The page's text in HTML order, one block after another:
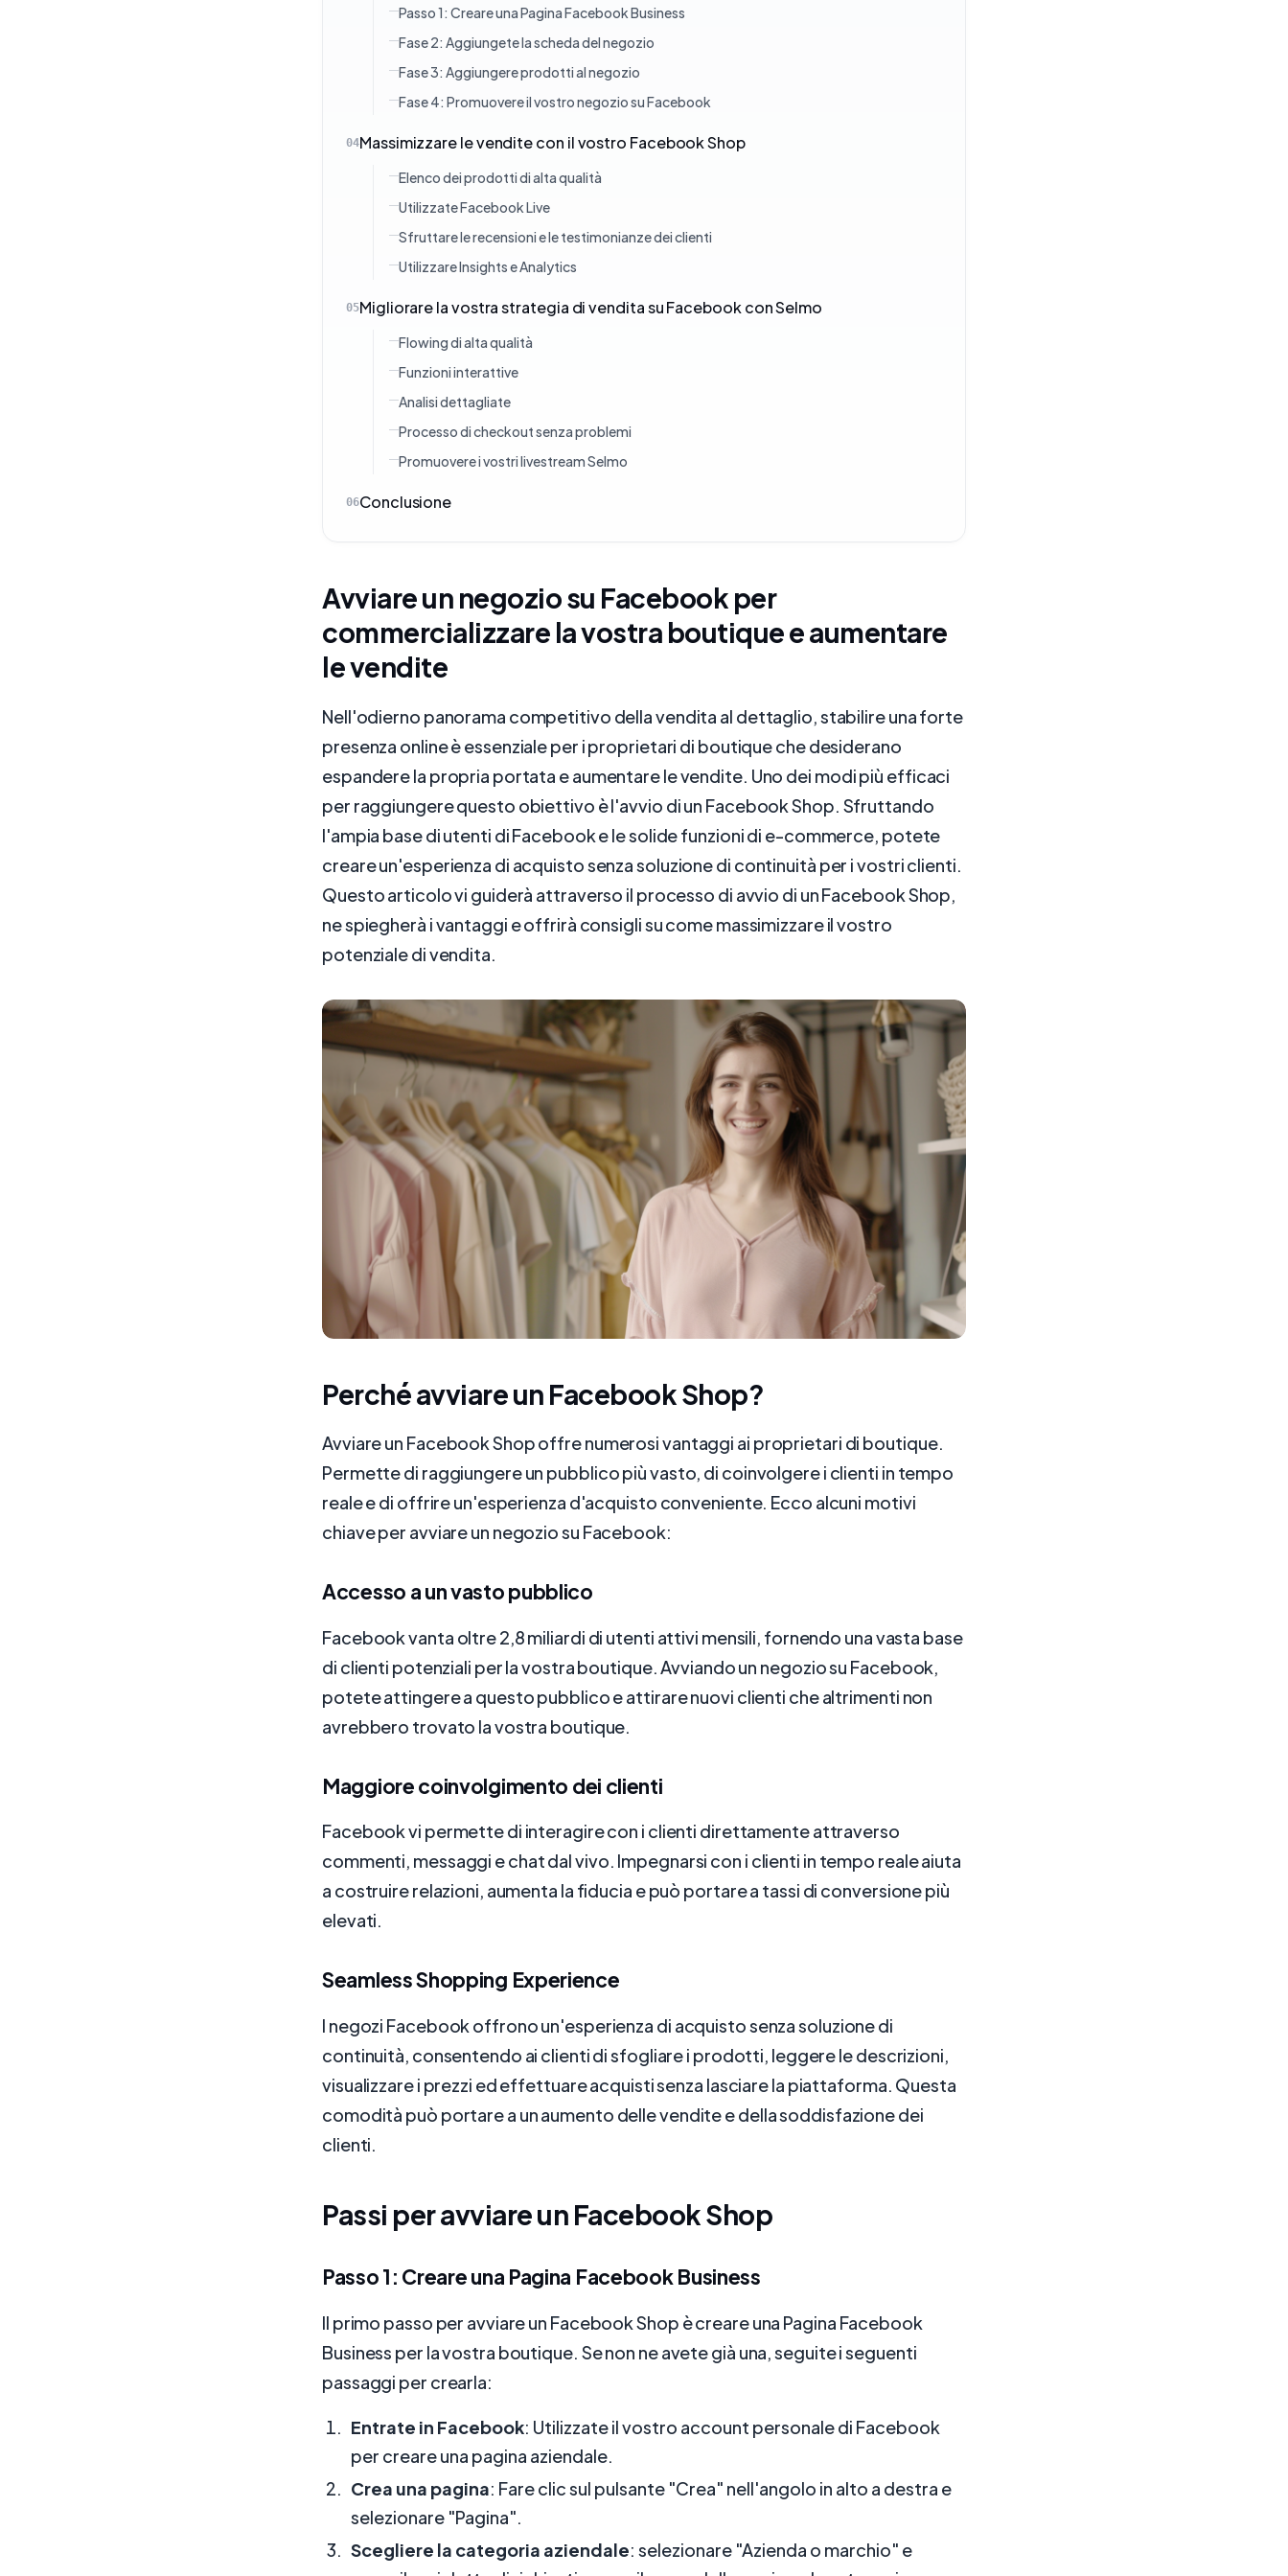
Passo 1: Creare una Pagina Facebook Business
Fase 2: Aggiungete la scheda del negozio
Fase 3: Aggiungere prodotti al negozio
Fase 4: Promuovere il vostro negozio su Facebook
04Massimizzare le vendite con il vostro Facebook Shop
Elenco dei prodotti di alta qualità
Utilizzate Facebook Live
Sfruttare le recensioni e le testimonianze dei clienti
Utilizzare Insights e Analytics
05Migliorare la vostra strategia di vendita su Facebook con Selmo
Flowing di alta qualità
Funzioni interattive
Analisi dettagliate
Processo di checkout senza problemi
Promuovere i vostri livestream Selmo
06Conclusione
Avviare un negozio su Facebook per
commercializzare la vostra boutique e aumentare
le vendite
Nell'odierno panorama competitivo della vendita al dettaglio, stabilire una forte
presenza online è essenziale per i proprietari di boutique che desiderano
espandere la propria portata e aumentare le vendite. Uno dei modi più efficaci
per raggiungere questo obiettivo è l'avvio di un Facebook Shop. Sfruttando
l'ampia base di utenti di Facebook e le solide funzioni di e-commerce, potete
creare un'esperienza di acquisto senza soluzione di continuità per i vostri clienti.
Questo articolo vi guiderà attraverso il processo di avvio di un Facebook Shop,
ne spiegherà i vantaggi e offrirà consigli su come massimizzare il vostro
potenziale di vendita.
Perché avviare un Facebook Shop?
Avviare un Facebook Shop offre numerosi vantaggi ai proprietari di boutique.
Permette di raggiungere un pubblico più vasto, di coinvolgere i clienti in tempo
reale e di offrire un'esperienza d'acquisto conveniente. Ecco alcuni motivi
chiave per avviare un negozio su Facebook:
Accesso a un vasto pubblico
Facebook vanta oltre 2,8 miliardi di utenti attivi mensili, fornendo una vasta base
di clienti potenziali per la vostra boutique. Avviando un negozio su Facebook,
potete attingere a questo pubblico e attirare nuovi clienti che altrimenti non
avrebbero trovato la vostra boutique.
Maggiore coinvolgimento dei clienti
Facebook vi permette di interagire con i clienti direttamente attraverso
commenti, messaggi e chat dal vivo. Impegnarsi con i clienti in tempo reale aiuta
a costruire relazioni, aumenta la fiducia e può portare a tassi di conversione più
elevati.
Seamless Shopping Experience
I negozi Facebook offrono un'esperienza di acquisto senza soluzione di
continuità, consentendo ai clienti di sfogliare i prodotti, leggere le descrizioni,
visualizzare i prezzi ed effettuare acquisti senza lasciare la piattaforma. Questa
comodità può portare a un aumento delle vendite e della soddisfazione dei
clienti.
Passi per avviare un Facebook Shop
Passo 1: Creare una Pagina Facebook Business
Il primo passo per avviare un Facebook Shop è creare una Pagina Facebook
Business per la vostra boutique. Se non ne avete già una, seguite i seguenti
passaggi per crearla:
Entrate in Facebook: Utilizzate il vostro account personale di Facebook
per creare una pagina aziendale.
Crea una pagina: Fare clic sul pulsante "Crea" nell'angolo in alto a destra e
selezionare "Pagina".
Scegliere la categoria aziendale: selezionare "Azienda o marchio" e